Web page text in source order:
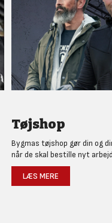
Tøjshop
Bygmas tøjshop gør din og
når de skal bestille nyt
LÆS MERE